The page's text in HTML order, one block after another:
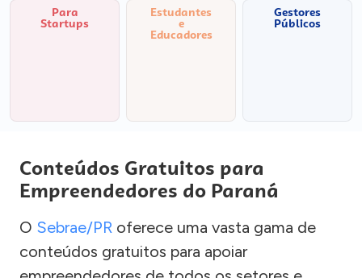
Para
Startups
Estudantes
e
Educadores
Gestores
Públicos
Conteúdos Gratuitos para
Empreendedores do Paraná
O Sebrae/PR oferece uma vasta gama de
conteúdos gratuitos para apoiar